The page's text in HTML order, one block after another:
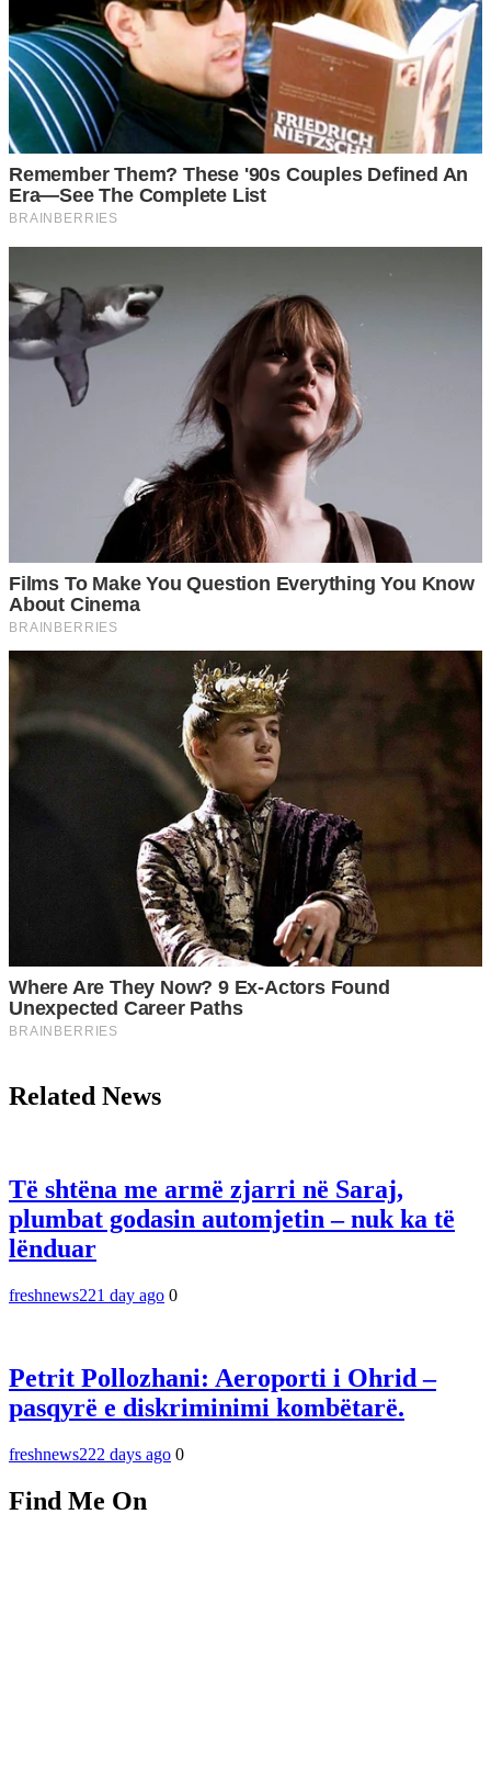
Related News
Të shtëna me armë zjarri në Saraj,
plumbat godasin automjetin – nuk ka të
lënduar
freshnews221 day ago 0
Petrit Pollozhani: Aeroporti i Ohrid –
pasqyrë e diskriminimi kombëtarë.
freshnews222 days ago 0
Find Me On